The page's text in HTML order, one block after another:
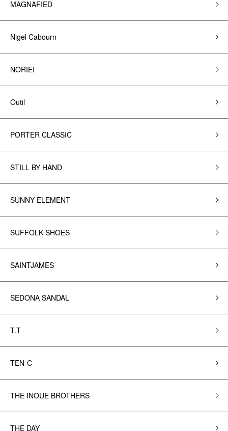
MAGNAFIED
Nigel Cabourn
NORIEI
Outil
PORTER CLASSIC
STILL BY HAND
SUNNY ELEMENT
SUFFOLK SHOES
SAINTJAMES
SEDONA SANDAL
T.T
TEN-C
THE INOUE BROTHERS
THE DAY